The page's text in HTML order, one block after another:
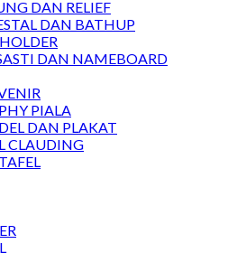
DAN RELIEF
DAN BATHUP
DAN NAMEBOARD
PIALA
DAN PLAKAT
CLAUDING